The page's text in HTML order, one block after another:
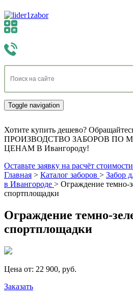
Toggle navigation
Хотите купить дешево?
ПРОИЗВОДСТВО ЗАБОРОВ ПО
ЦЕНАМ В Ивангороду!
Оставьте заявку на расчёт
Главная > Каталог заборов > Забор
в Ивангороде > Ограждение темно-
спортплощадки
Ограждение темно-
спортплощадки
Цена от: 22 900, руб.
Заказать